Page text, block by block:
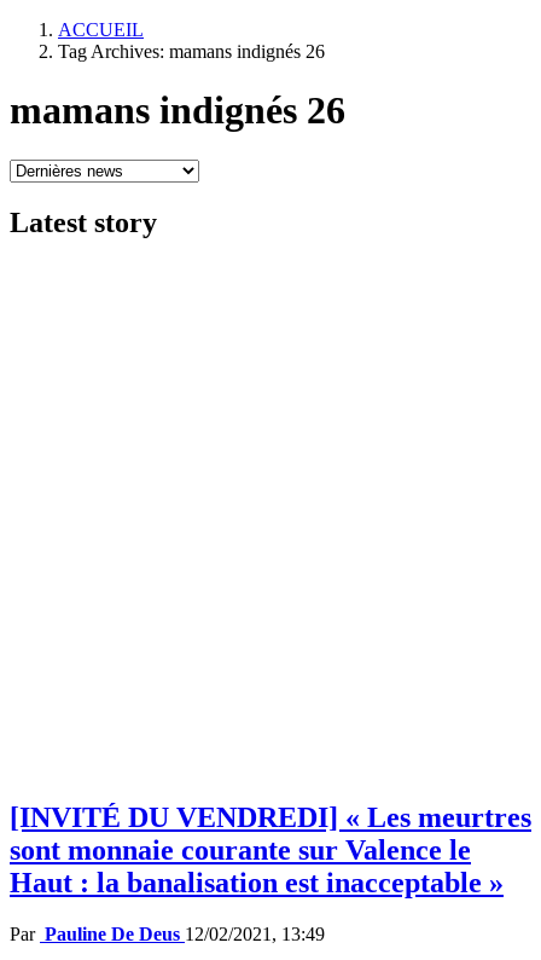
ACCUEIL
Tag Archives: mamans indignés 26
mamans indignés 26
Latest story
[INVITÉ DU VENDREDI] « Les meurtres
sont monnaie courante sur Valence le
Haut : la banalisation est inacceptable »
Par Pauline De Deus 12/02/2021, 13:49